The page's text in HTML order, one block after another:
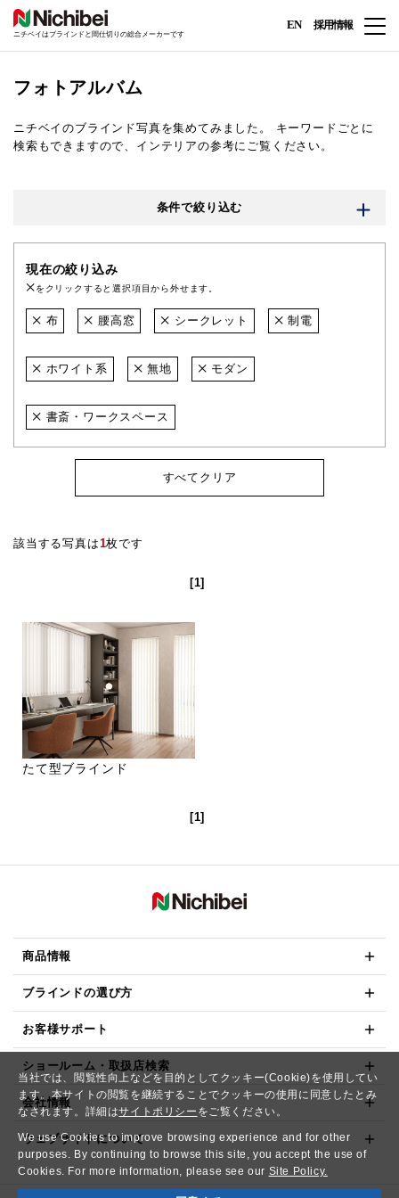
当社では、閲覧性向上などを目的としてクッキー(Cookie)を使用してい
ます。本サイトの閲覧を継続することでクッキーの使用に同意したとみ
なされます。詳細はサイトポリシー をご覧ください。
We use Cookies to improve browsing experience and for other
purposes. By continuing to browse this site, you accept the use of
Cookies. For more information, please see our Site Policy.
ニチベイはブラインドと間仕切りの総合メーカーです
EN 採用情報
フォトアルバム
ニチベイのブラインド写真を集めてみました。
キーワードごとに
検索もできますので、インテリアの参考にご覧ください。
条件で絞り込む
現在の絞り込み
をクリックすると選択項目から外せます。
布 腰高窓 シークレット 制電
ホワイト系 無地 モダン
書斎・ワークスペース
すべてクリア
該当する写真は1枚です
[1]
たて型ブラインド
[1]
商品情報
ブラインドの選び方
お客様サポート
ショールーム・取扱店検索
会社情報
ウェブサイトについて